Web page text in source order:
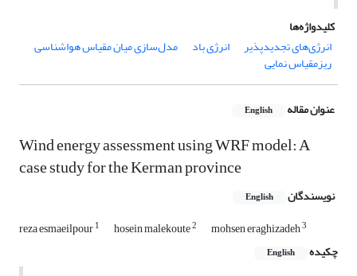
کلیدواژه‌ها
انرژی‌های تجدیدپذیر
انرژی باد مدل‌سازی میان مقیاس هواشناسی
ریزمقیاس نمایی
عنوان مقاله English
Wind energy assessment using WRF model: A
case study for the Kerman province
نویسندگان English
reza esmaeilpour1 hosein malekoute2 mohsen eraghizadeh3
چکیده English